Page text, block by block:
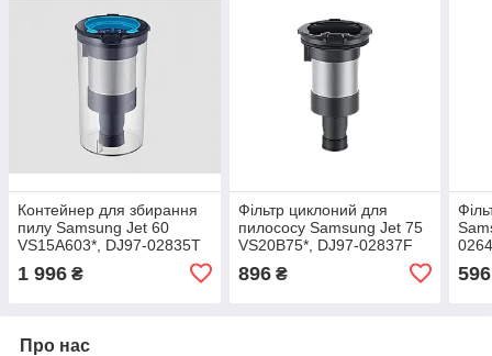
Контейнер для збирання
пилу Samsung Jet 60
VS15A603*, DJ97-02835T
1 996 ₴
Фільтр циклоний для
пилососу Samsung Jet 75
VS20B75*, DJ97-02837F
896₴ 596
Про нас